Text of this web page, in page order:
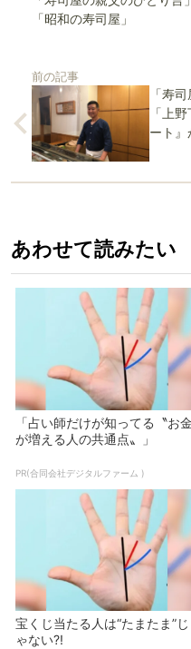
「昭和の寿司屋」
前の記事
「寿
「上
ート』
あわせて読みたい
「占い師だけが知ってる〝お金
が増える人の共通点〟」
PR(合同会社デジタルファーム )
宝くじ当たる人は“たまたま”じ
ゃない?!